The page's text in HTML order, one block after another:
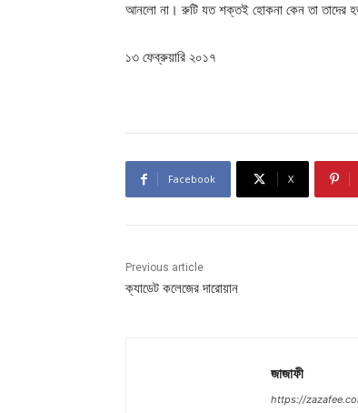
আনলো না। রুটি যত শক্তই হোকনা কেন তা তাদের
১৩ ফেব্রুয়ারি ২০১৭
Facebook X
Previous article
ক্যাডেট কলেজের দারোয়ান
জাজাফী
https://